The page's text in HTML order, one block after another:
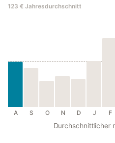
123 € Jahresdurchschnitt
A S O N D J F
Durchschnittlicher